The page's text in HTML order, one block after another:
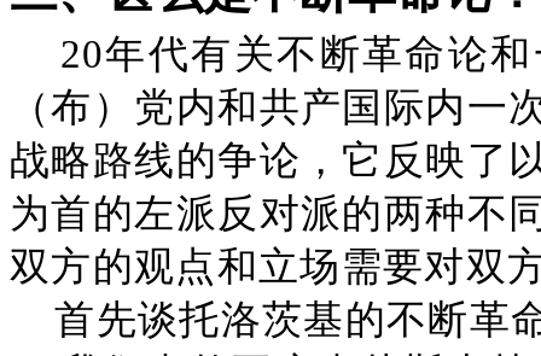
20年代有关不断革命论
（布）党内和共产国际内一
战略路线的争论，它反映了
为首的左派反对派的两种不
双方的观点和立场需要对双
首先谈托洛茨基的不断革